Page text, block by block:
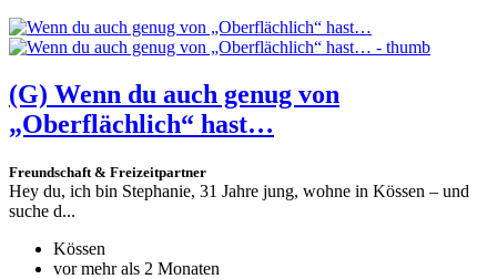
(G) Wenn du auch genug von
„Oberflächlich“ hast…
Freundschaft & Freizeitpartner
Hey du, ich bin Stephanie, 31 Jahre jung, wohne in Kössen – und
suche d...
Kössen
vor mehr als 2 Monaten